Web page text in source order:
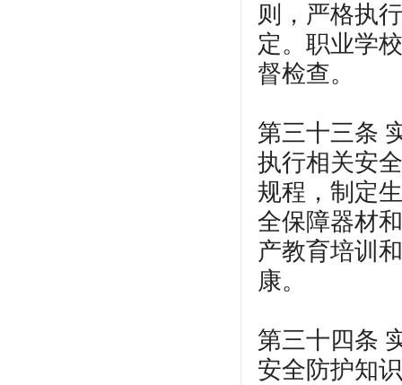
则，严格执
定。职业学
督检查。
第三十三条
执行相关安
规程，制定
全保障器材
产教育培训
康。
第三十四条
安全防护知